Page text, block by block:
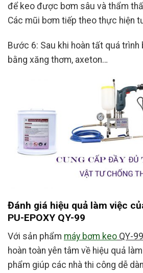
để keo được bơm sâu và thẩm
Các mũi bơm tiếp theo thực hiện
Bước 6: Sau khi hoàn tất quá trình
bằng xăng thơm, axeton…
Đánh giá hiệu quả làm việc
PU-EPOXY QY-99
Với sản phẩm máy bơm keo QY-99
hoàn toàn yên tâm về hiệu quả
phẩm giúp các nhà thi công dễ